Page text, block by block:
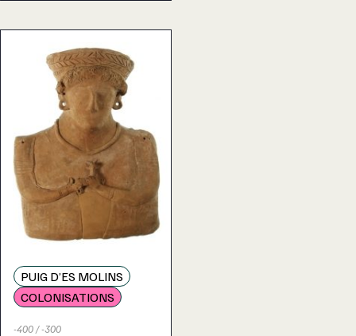
PUIG D’ES MOLINS
COLONISATIONS
-400 / -300